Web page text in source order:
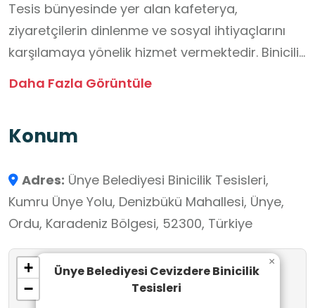
Tesis bünyesinde yer alan kafeterya,
ziyaretçilerin dinlenme ve sosyal ihtiyaçlarını
karşılamaya yönelik hizmet vermektedir. Binicilik
alanları, güvenlik kuralları gözetilerek
yere sahip olan binicilik geleneğinin korunması,
açısından önemli bir role sahiptir.
Daha Fazla Görüntüle
Konum
Adres: Ünye Belediyesi Binicilik Tesisleri,
Kumru Ünye Yolu, Denizbükü Mahallesi, Ünye,
Ordu, Karadeniz Bölgesi, 52300, Türkiye
Ünye Belediyesi Cevizdere Binicilik
Tesisleri
×
+
−